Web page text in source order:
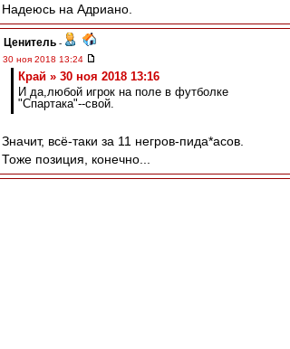
Надеюсь на Адриано.
Ценитель -
30 ноя 2018 13:24
Край » 30 ноя 2018 13:16
И да,любой игрок на поле в футболке
"Спартака"--свой.
Значит, всё-таки за 11 негров-пида*асов.
Тоже позиция, конечно...